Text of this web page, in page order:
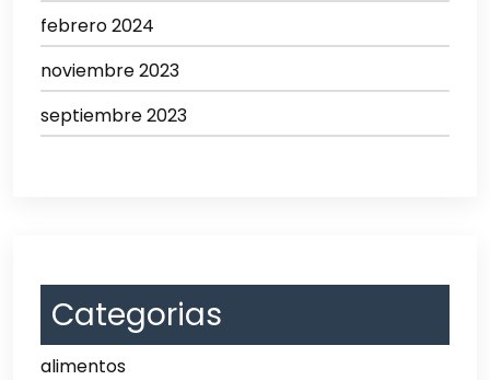
febrero 2024
noviembre 2023
septiembre 2023
Categorias
alimentos